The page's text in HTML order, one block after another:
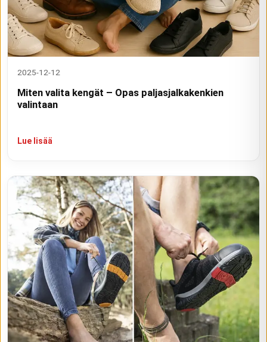
2025-12-12
Miten valita kengät – Opas paljasjalkakenkien
valintaan
Lue lisää